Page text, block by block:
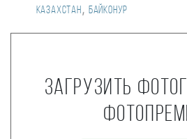
Казахстан , Байконур
Загрузить